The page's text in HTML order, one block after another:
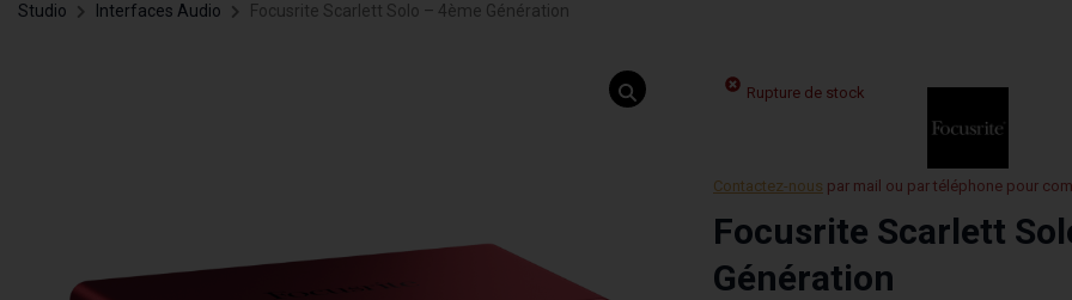
Studio Interfaces Audio Focusrite Scarlett Solo – 4ème Génération
Rupture de stock
Contactez-nous par mail ou par téléphone pour
Focusrite Scarlett
Génération